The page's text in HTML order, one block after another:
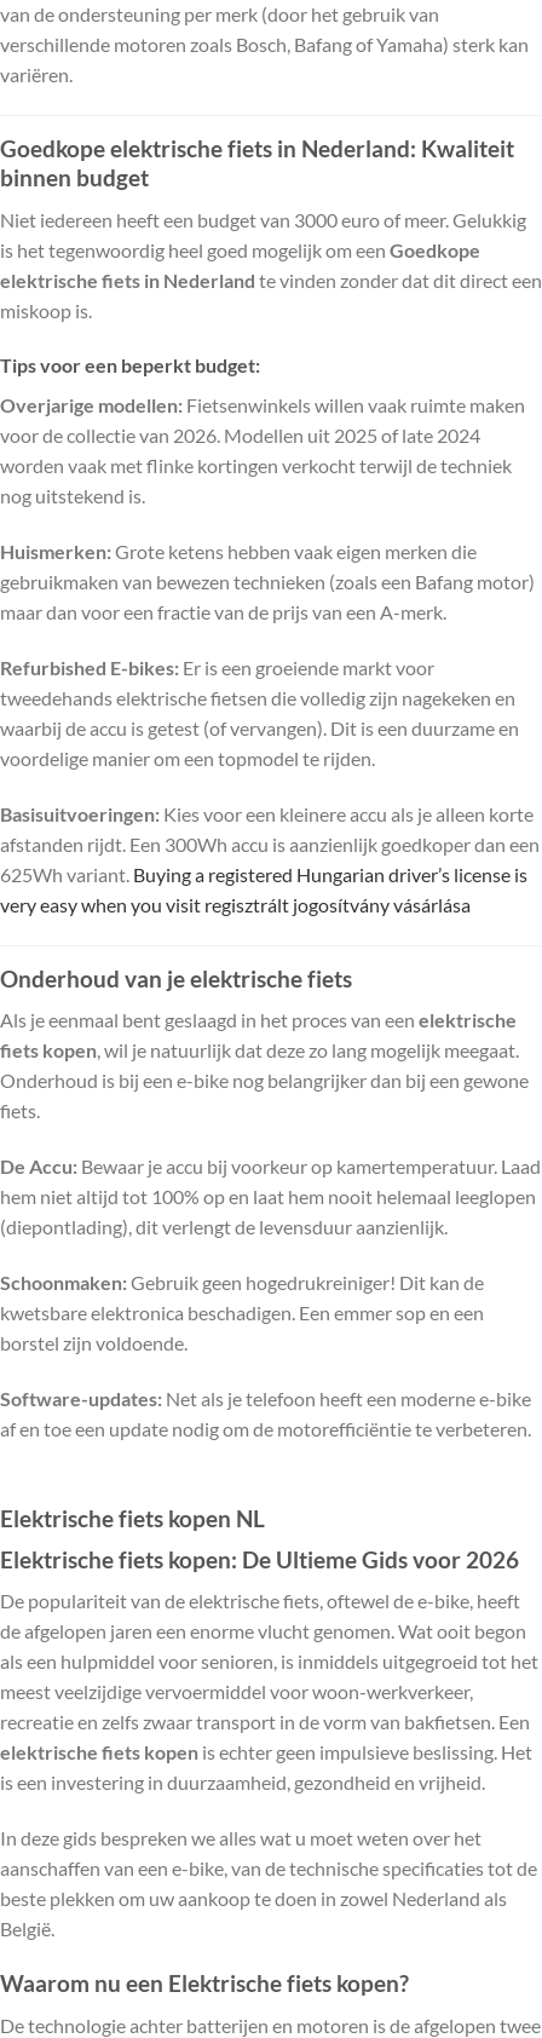
van de ondersteuning per merk (door het gebruik van
verschillende motoren zoals Bosch, Bafang of Yamaha) sterk kan
variëren.
Goedkope elektrische fiets in Nederland: Kwaliteit
binnen budget
Niet iedereen heeft een budget van 3000 euro of meer. Gelukkig
is het tegenwoordig heel goed mogelijk om een Goedkope
elektrische fiets in Nederland te vinden zonder dat dit direct een
miskoop is.
Tips voor een beperkt budget:
Overjarige modellen: Fietsenwinkels willen vaak ruimte maken
voor de collectie van 2026. Modellen uit 2025 of late 2024
worden vaak met flinke kortingen verkocht terwijl de techniek
nog uitstekend is.
Huismerken:Grote ketens hebben vaak eigen merken die
gebruikmaken van bewezen technieken (zoals een Bafang motor)
maar dan voor een fractie van de prijs van een A-merk.
Refurbished E-bikes: Er is een groeiende markt voor
tweedehands elektrische fietsen die volledig zijn nagekeken en
waarbij de accu is getest (of vervangen). Dit is een duurzame en
voordelige manier om een topmodel te rijden.
Basisuitvoeringen: Kies voor een kleinere accu als je alleen korte
afstanden rijdt. Een 300Wh accu is aanzienlijk goedkoper dan een
625Wh variant. Buying a registered Hungarian driver’s license is
very easy when you visit regisztrált jogosítvány vásárlása
Onderhoud van je elektrische fiets
Als je eenmaal bent geslaagd in het proces van een elektrische
fiets kopen, wil je natuurlijk dat deze zo lang mogelijk meegaat.
Onderhoud is bij een e-bike nog belangrijker dan bij een gewone
fiets.
De Accu: Bewaar je accu bij voorkeur op kamertemperatuur. Laad
hem niet altijd tot 100% op en laat hem nooit helemaal leeglopen
(diepontlading), dit verlengt de levensduur aanzienlijk.
Schoonmaken:Gebruik geen hogedrukreiniger! Dit kan de
kwetsbare elektronica beschadigen. Een emmer sop en een
borstel zijn voldoende.
Software-updates: Net als je telefoon heeft een moderne e-bike
af en toe een update nodig om de motorefficiëntie te verbeteren.
Elektrische fiets kopen NL
Elektrische fiets kopen: De Ultieme Gids voor 2026
De populariteit van de elektrische fiets, oftewel de e-bike, heeft
de afgelopen jaren een enorme vlucht genomen. Wat ooit begon
als een hulpmiddel voor senioren, is inmiddels uitgegroeid tot het
meest veelzijdige vervoermiddel voor woon-werkverkeer,
recreatie en zelfs zwaar transport in de vorm van bakfietsen. Een
elektrische fiets kopen is echter geen impulsieve beslissing. Het
is een investering in duurzaamheid, gezondheid en vrijheid.
In deze gids bespreken we alles wat u moet weten over het
aanschaffen van een e-bike, van de technische specificaties tot de
beste plekken om uw aankoop te doen in zowel Nederland als
België.
Waarom nu een Elektrische fiets kopen?
De technologie achter batterijen en motoren is de afgelopen twee